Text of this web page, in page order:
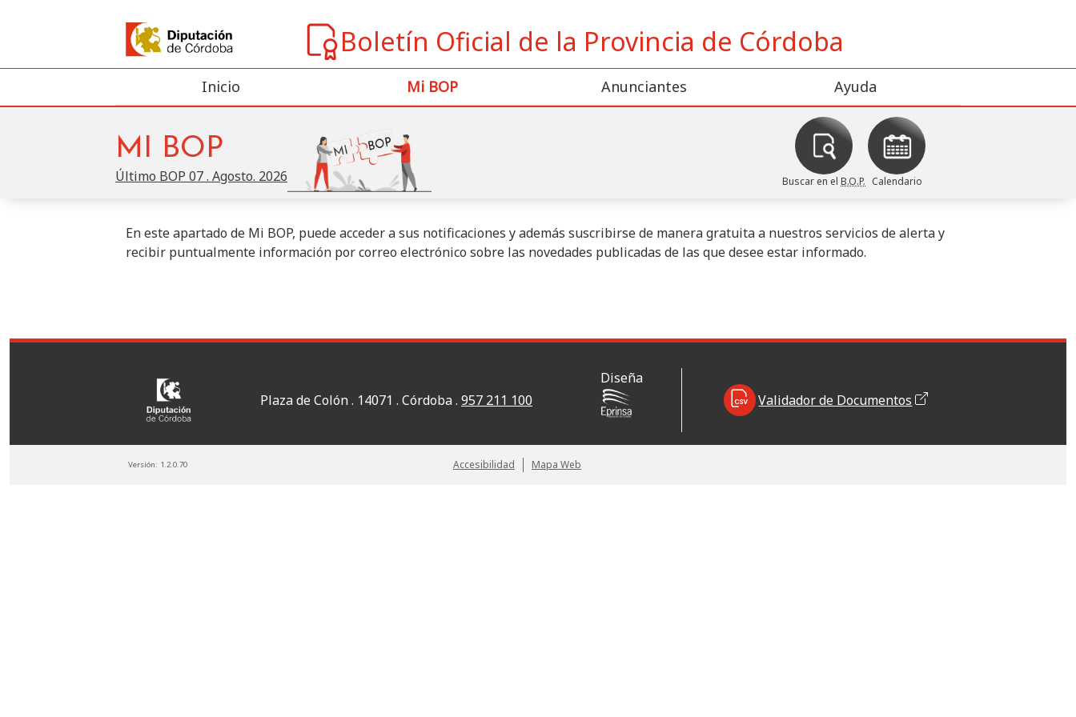
Boletín Oficial de la Provincia de Córdoba
Inicio Mi BOP Anunciantes Ayuda
MI BOP
Último BOP 07 . Agosto. 2026 Buscar en el B.O.P. Calendario
En este apartado de Mi BOP, puede acceder a sus notificaciones y además suscribirse de manera gratuita a nuestros servicios de alerta y
recibir puntualmente información por correo electrónico sobre las novedades publicadas de las que desee estar informado.
Plaza de Colón . 14071 . Córdoba . 957 211 100
Diseña
Validador de Documentos
Versión: 1.2.0.70 Accesibilidad Mapa Web